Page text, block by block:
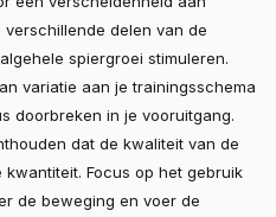
delen van de
spiergroei stimuleren.
variatie aan je trainingsschema
doorbreken in je vooruitgang.
dat de kwaliteit van de
Focus op het gebruik
de beweging en voer de